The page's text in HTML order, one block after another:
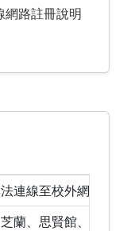
網路註冊說明
連線至校外網路，
蘭、思賢館、學人